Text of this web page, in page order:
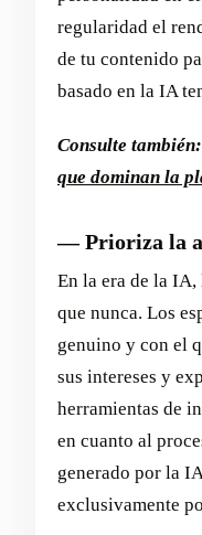
regularidad el
de tu contenido
basado en la IA
Consulte también:
que dominan la
— Prioriza la
En la era de la
que nunca. Los
genuino y con el
sus intereses y
herramientas de
en cuanto al
generado por la
exclusivamente